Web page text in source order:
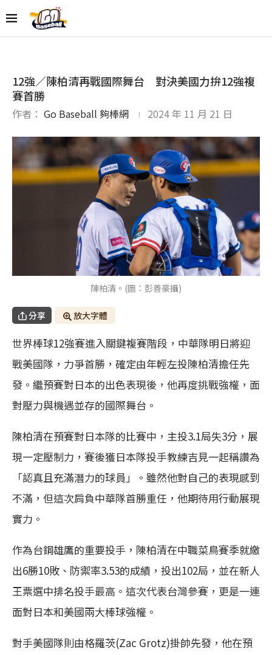
12強／陳柏清再戰國際舞台 對決美國力拚12強複
賽首勝
作者： Go Baseball 夠棒網 2024 年 11 月 21 日
陳柏清。(圖：彭善豪攝)
分享 放大字體
世界棒球12強賽進入關鍵複賽階段，中華隊明日將迎
戰美國隊，力爭首勝，確定由年輕左投陳柏清擔任先
發。繼預賽對日本的出色表現後，他再度挑戰強權，面
對壓力與機遇並存的國際舞台。
陳柏清在預賽對日本隊的比賽中，主投3.1局失3分，展
現一定壓制力，賽後獲日本隊投手教練吉見一起稱讚為
「認真且充滿潛力的球員」。雖然他對自己的表現感到
不滿，但這次肩負中華隊首勝重任，他期待用行動展現
實力。
作為台鋼雄鷹的重要投手，陳柏清在中職菜鳥賽季就繳
出6勝10敗、防禦率3.53的成績，投出102局，並在新人
王票選中排名投手最高。這次代表台灣參賽，更是一連
面對日本和美國兩大棒球強權。
對手美國隊則由格羅茨(Zac Grotz)掛帥先發，他在預